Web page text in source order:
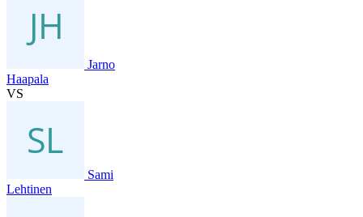
Jarno
Haapala
VS
Sami
Lehtinen